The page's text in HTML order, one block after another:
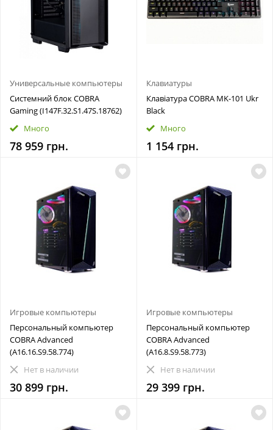
Универсальные компьютеры
Системний блок COBRA
Gaming (I147F.32.S1.47S.18762)
Много
78 959 грн.
Клавиатуры
Клавіатура COBRA MK-101 Ukr
Black
Много
1 154 грн.
Игровые компьютеры
Персональный компьютер
COBRA Advanced
(A16.16.S9.58.774)
Нет в наличии
30 899 грн.
Игровые компьютеры
Персональный компьютер
COBRA Advanced
(A16.8.S9.58.773)
Нет в наличии
29 399 грн.